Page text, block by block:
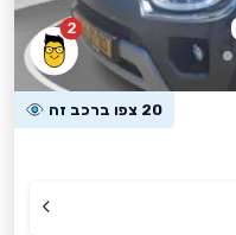
2
20 צפו ברכב זה